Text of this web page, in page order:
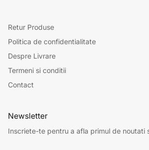
Retur Produse
Politica de confidentialitate
Despre Livrare
Termeni si conditii
Contact
Newsletter
Inscriete-te pentru a afla primul de noutati